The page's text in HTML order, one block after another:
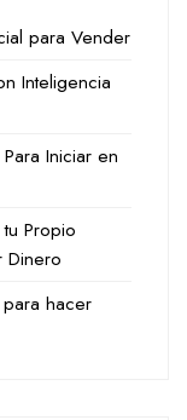
para Vender
Inteligencia
Iniciar en
Propio
Dinero
hacer